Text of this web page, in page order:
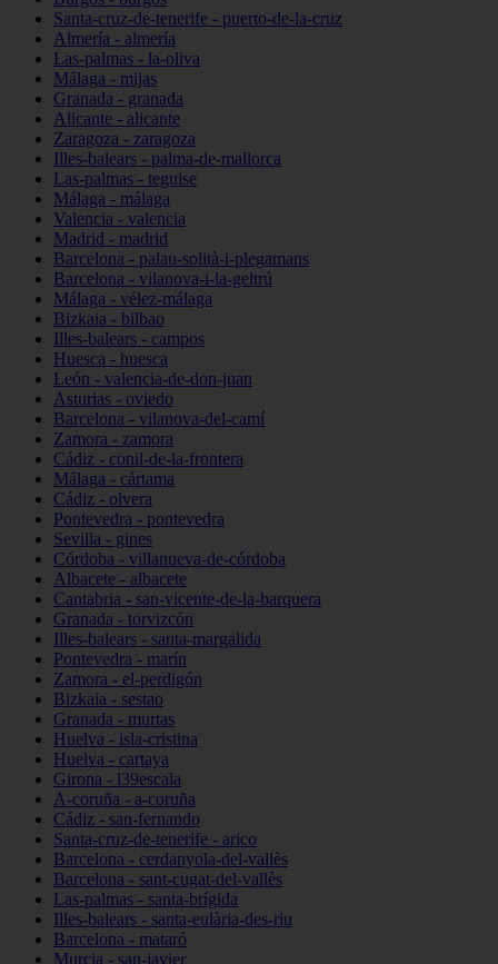
Santa-cruz-de-tenerife - puerto-de-la-cruz
Almería - almería
Las-palmas - la-oliva
Málaga - mijas
Granada - granada
Alicante - alicante
Zaragoza - zaragoza
Illes-balears - palma-de-mallorca
Las-palmas - teguise
Málaga - málaga
Valencia - valencia
Madrid - madrid
Barcelona - palau-solità-i-plegamans
Barcelona - vilanova-i-la-geltrú
Málaga - vélez-málaga
Bizkaia - bilbao
Illes-balears - campos
Huesca - huesca
León - valencia-de-don-juan
Asturias - oviedo
Barcelona - vilanova-del-camí
Zamora - zamora
Cádiz - conil-de-la-frontera
Málaga - cártama
Cádiz - olvera
Pontevedra - pontevedra
Sevilla - gines
Córdoba - villanueva-de-córdoba
Albacete - albacete
Cantabria - san-vicente-de-la-barquera
Granada - torvizcón
Illes-balears - santa-margalida
Pontevedra - marín
Zamora - el-perdigón
Bizkaia - sestao
Granada - murtas
Huelva - isla-cristina
Huelva - cartaya
Girona - l39escala
A-coruña - a-coruña
Cádiz - san-fernando
Santa-cruz-de-tenerife - arico
Barcelona - cerdanyola-del-vallès
Barcelona - sant-cugat-del-vallès
Las-palmas - santa-brígida
Illes-balears - santa-eulària-des-riu
Barcelona - mataró
Murcia - san-javier